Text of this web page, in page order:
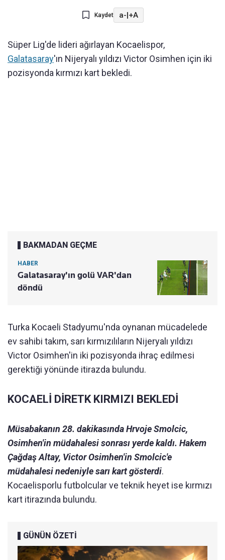
Kaydet a-|+A
Süper Lig'de lideri ağırlayan Kocaelispor,
Galatasaray'ın Nijeryalı yıldızı Victor Osimhen için iki
pozisyonda kırmızı kart bekledi.
BAKMADAN GEÇME
HABER
Galatasaray'ın golü VAR'dan
döndü
Turka Kocaeli Stadyumu'nda oynanan mücadelede
ev sahibi takım, sarı kırmızılıların Nijeryalı yıldızı
Victor Osimhen'in iki pozisyonda ihraç edilmesi
gerektiği yönünde itirazda bulundu.
KOCAELİ DİRETK KIRMIZI BEKLEDİ
Müsabakanın 28. dakikasında Hrvoje Smolcic,
Osimhen'in müdahalesi sonrası yerde kaldı. Hakem
Çağdaş Altay, Victor Osimhen'in Smolcic'e
müdahalesi nedeniyle sarı kart gösterdi.
Kocaelisporlu futbolcular ve teknik heyet ise kırmızı
kart itirazında bulundu.
GÜNÜN ÖZETİ